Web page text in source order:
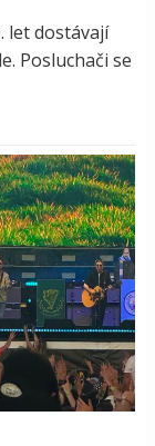
let dostávají
Posluchači se